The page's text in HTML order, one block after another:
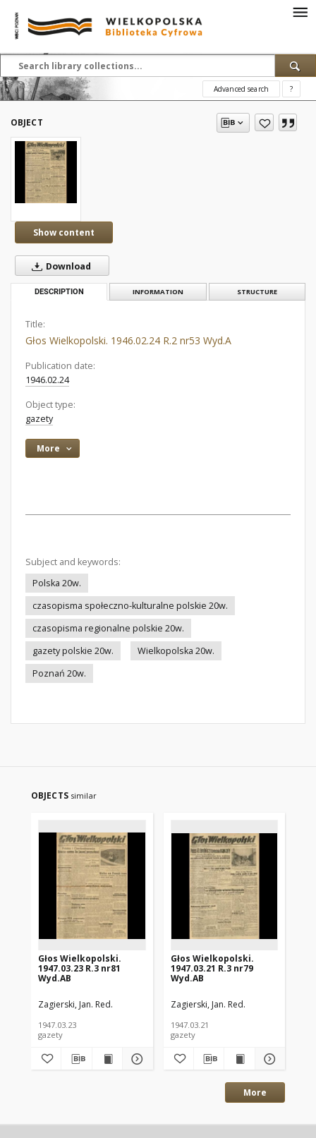
Advanced search ?
OBJECT
Show content
Download
DESCRIPTION INFORMATION STRUCTURE
Title:
Głos Wielkopolski. 1946.02.24 R.2 nr53 Wyd.A
Publication date:
1946.02.24
Object type:
gazety
More
Subject and keywords:
Polska 20w.
czasopisma społeczno-kulturalne polskie 20w.
czasopisma regionalne polskie 20w.
gazety polskie 20w.
Wielkopolska 20w.
Poznań 20w.
OBJECTS similar
Głos Wielkopolski.
1947.03.23 R.3 nr81
Wyd.AB
Zagierski, Jan. Red.
1947.03.23
gazety
Głos Wielkopolski.
1947.03.21 R.3 nr79
Wyd.AB
Zagierski, Jan. Red.
1947.03.21
gazety
More